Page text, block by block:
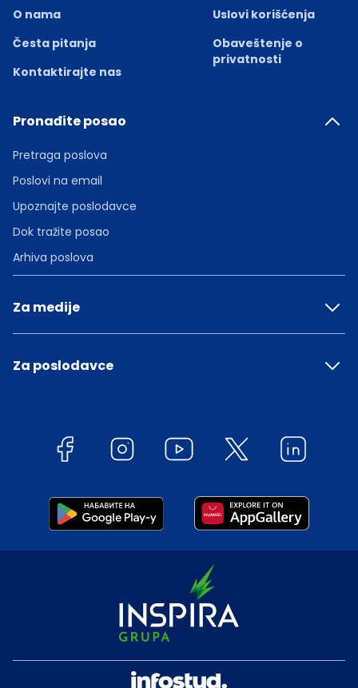
O nama
Česta pitanja
Kontaktirajte nas
Uslovi korišćenja
Obaveštenje o
privatnosti
Pronađite posao
Pretraga poslova
Poslovi na email
Upoznajte poslodavce
Dok tražite posao
Arhiva poslova
Za medije
Za poslodavce